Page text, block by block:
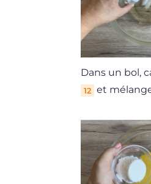
Dans un bol,
12 et